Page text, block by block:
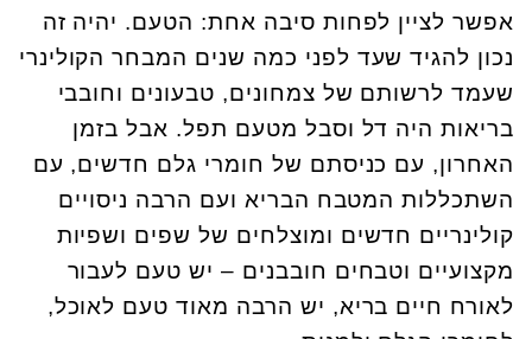
אפשר לציין לפחות סיבה אחת: הטעם. יהיה זה
נכון להגיד שעד לפני כמה שנים המבחר הקולינרי
שעמד לרשותם של צמחונים, טבעונים וחובבי
בריאות היה דל וסבל מטעם תפל. אבל בזמן
האחרון, עם כניסתם של חומרי גלם חדשים, עם
השתכללות המטבח הבריא ועם הרבה ניסויים
קולינריים חדשים ומוצלחים של שפים ושפיות
מקצועיים וטבחים חובבנים – יש טעם לעבור
לאורח חיים בריא, יש הרבה מאוד טעם לאוכל,